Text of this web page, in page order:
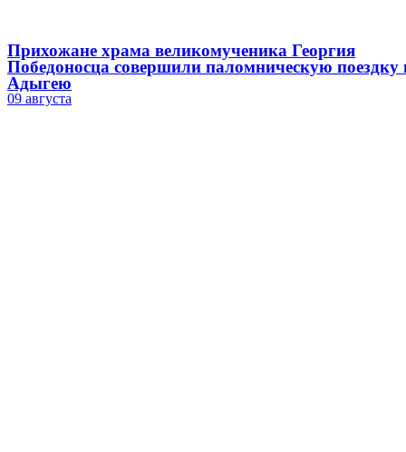
Прихожане храма великомученика Георгия
Победоносца совершили паломническую поездку
Адыгею
09 августа